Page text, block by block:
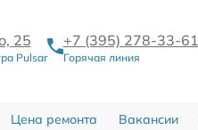
25
Pulsar
+7 (395) 278-33-61
Горячая линия
Цена ремонта Вакансии